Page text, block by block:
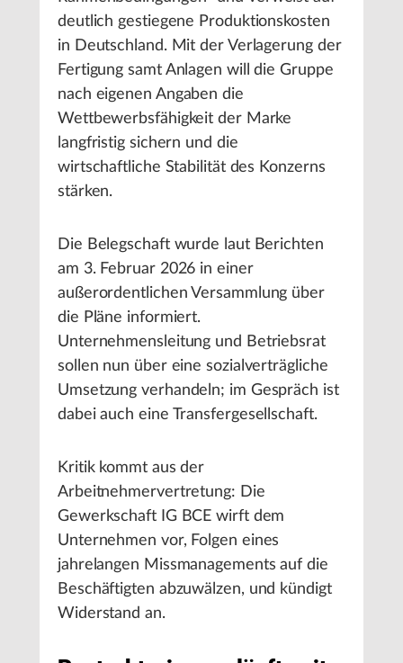
deutlich gestiegene Produktionskosten
in Deutschland. Mit der Verlagerung der
Fertigung samt Anlagen will die Gruppe
nach eigenen Angaben die
Wettbewerbsfähigkeit der Marke
langfristig sichern und die
wirtschaftliche Stabilität des Konzerns
stärken.
Die Belegschaft wurde laut Berichten
am 3. Februar 2026 in einer
außerordentlichen Versammlung über
die Pläne informiert.
Unternehmensleitung und Betriebsrat
sollen nun über eine sozialverträgliche
Umsetzung verhandeln; im Gespräch ist
dabei auch eine Transfergesellschaft.
Kritik kommt aus der
Arbeitnehmervertretung: Die
Gewerkschaft IG BCE wirft dem
Unternehmen vor, Folgen eines
jahrelangen Missmanagements auf die
Beschäftigten abzuwälzen, und kündigt
Widerstand an.